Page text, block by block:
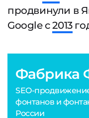
продвинули в
Google с2013
Фабрика
SEO-
фонтанов и
России